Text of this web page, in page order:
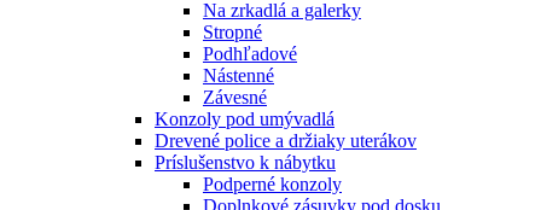
Na zrkadlá a galerky
Stropné
Podhľadové
Nástenné
Závesné
Konzoly pod umývadlá
Drevené police a držiaky uterákov
Príslušenstvo k nábytku
Podperné konzoly
Doplnkové zásuvky pod dosku